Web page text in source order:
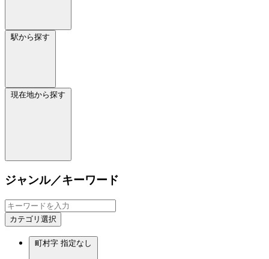
駅から探す
現在地から探す
ジャンル／キーワード
カテゴリ選択
町村字 指定なし